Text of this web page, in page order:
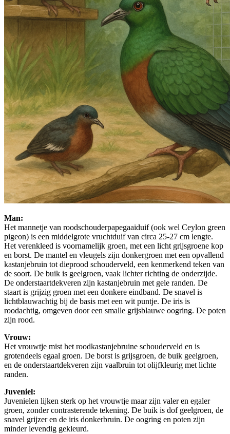
Man:
Het mannetje van roodschouderpapegaaiduif (ook wel Ceylon green
pigeon) is een middelgrote vruchtduif van circa 25-27 cm lengte.
Het verenkleed is voornamelijk groen, met een licht grijsgroene kop
en borst. De mantel en vleugels zijn donkergroen met een opvallend
kastanjebruin tot dieprood schouderveld, een kenmerkend teken van
de soort. De buik is geelgroen, vaak lichter richting de onderzijde.
De onderstaartdekveren zijn kastanjebruin met gele randen. De
staart is grijzig groen met een donkere eindband. De snavel is
lichtblauwachtig bij de basis met een wit puntje. De iris is
roodachtig, omgeven door een smalle grijsblauwe oogring. De poten
zijn rood.
Vrouw:
Het vrouwtje mist het roodkastanjebruine schouderveld en is
grotendeels egaal groen. De borst is grijsgroen, de buik geelgroen,
en de onderstaartdekveren zijn vaalbruin tot olijfkleurig met lichte
randen.
Juveniel:
Juvenielen lijken sterk op het vrouwtje maar zijn valer en egaler
groen, zonder contrasterende tekening. De buik is dof geelgroen, de
snavel grijzer en de iris donkerbruin. De oogring en poten zijn
minder levendig gekleurd.